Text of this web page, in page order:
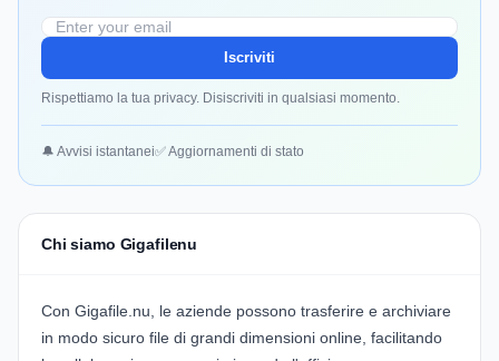
Iscriviti
Rispettiamo la tua privacy. Disiscriviti in qualsiasi momento.
🔔 Avvisi istantanei✅ Aggiornamenti di stato
Chi siamo Gigafilenu
Con Gigafile.nu, le aziende possono trasferire e archiviare
in modo sicuro file di grandi dimensioni online, facilitando